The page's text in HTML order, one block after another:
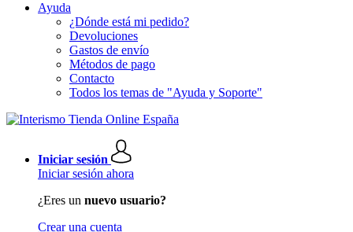
Ayuda
¿Dónde está mi pedido?
Devoluciones
Gastos de envío
Métodos de pago
Contacto
Todos los temas de "Ayuda y Soporte"
Iniciar sesión
Iniciar sesión ahora
¿Eres un nuevo usuario?
Crear una cuenta